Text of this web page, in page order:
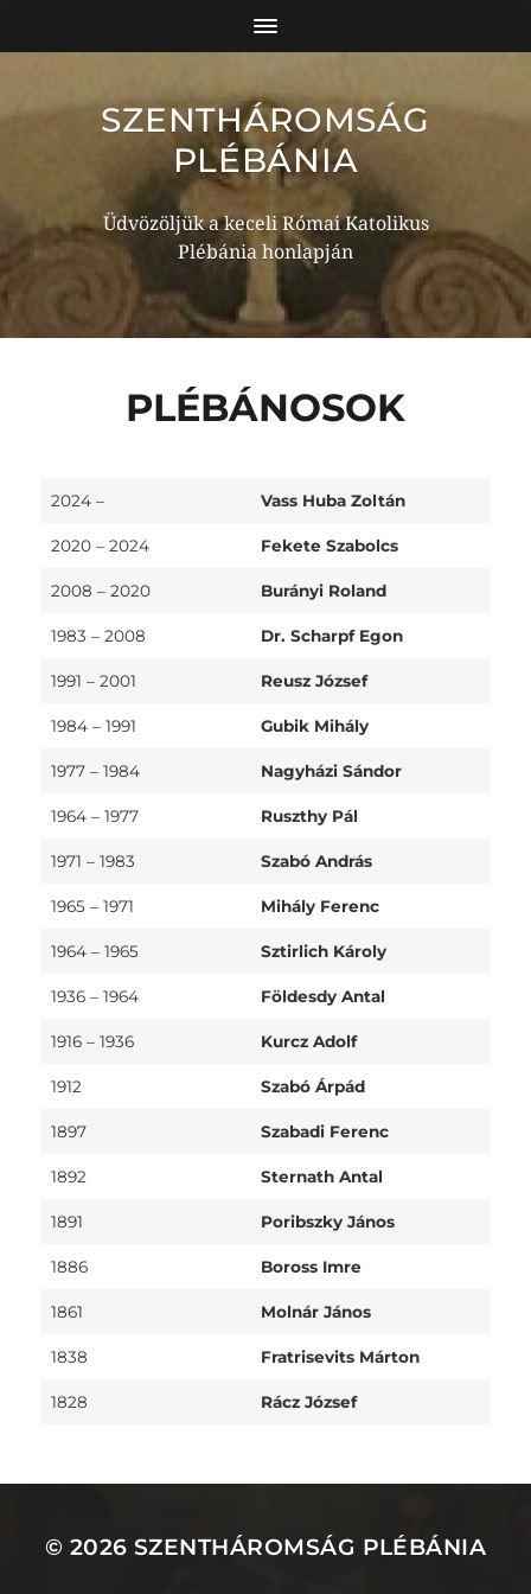
SZENTHÁROMSÁG
PLÉBÁNIA
Üdvözöljük a keceli Római Katolikus
Plébánia honlapján
PLÉBÁNOSOK
2024 – Vass Huba Zoltán
2020 – 2024 Fekete Szabolcs
2008 – 2020 Burányi Roland
1983 – 2008 Dr. Scharpf Egon
1991 – 2001 Reusz József
1984 – 1991 Gubik Mihály
1977 – 1984 Nagyházi Sándor
1964 – 1977 Ruszthy Pál
1971 – 1983 Szabó András
1965 – 1971 Mihály Ferenc
1964 – 1965 Sztirlich Károly
1936 – 1964 Földesdy Antal
1916 – 1936 Kurcz Adolf
1912 Szabó Árpád
1897 Szabadi Ferenc
1892 Sternath Antal
1891 Poribszky János
1886 Boross Imre
1861 Molnár János
1838 Fratrisevits Márton
1828 Rácz József
© 2026 SZENTHÁROMSÁG PLÉBÁNIA